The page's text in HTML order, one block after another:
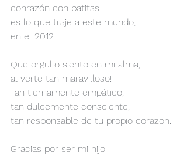
conrazón con patitas
es lo que traje a este mundo,
en el 2012.
Que orgullo siento en mi alma,
al verte tan maravilloso!
Tan tiernamente empático,
tan dulcemente consciente,
tan responsable de tu propio corazón.
Gracias por ser mi hijo